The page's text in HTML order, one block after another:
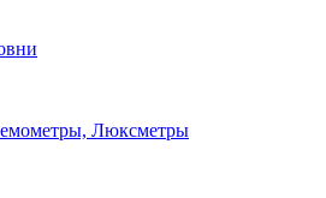
Люксметры